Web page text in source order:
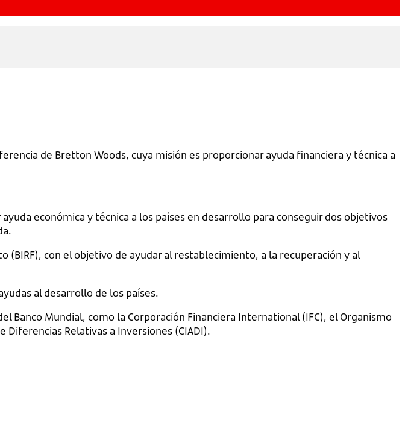
de Bretton Woods, cuya misión es proporcionar ayuda financiera y técnica a
económica y técnica a los países en desarrollo para conseguir dos objetivos
(BIRF), con el objetivo de ayudar al restablecimiento, a la recuperación y al
al desarrollo de los países.
Banco Mundial, como la Corporación Financiera International (IFC), el Organismo
Relativas a Inversiones (CIADI).